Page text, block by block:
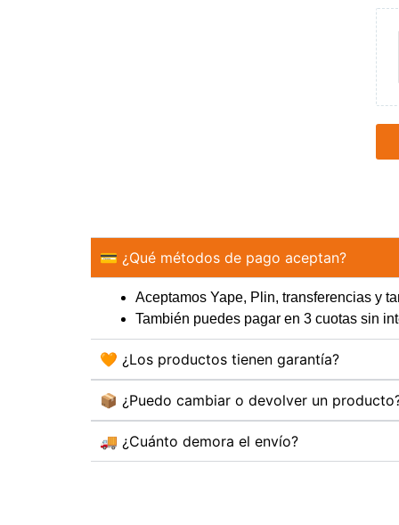
💳 ¿Qué métodos de pago aceptan?
Aceptamos Yape, Plin, transferencias y
También puedes pagar en 3 cuotas sin
🧡 ¿Los productos tienen garantía?
📦 ¿Puedo cambiar o devolver un
🚚 ¿Cuánto demora el envío?